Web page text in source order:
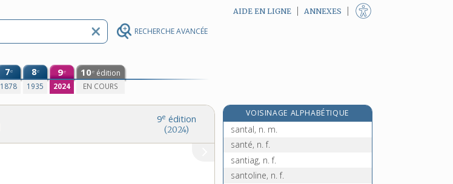
RECHERCHE AVANCÉE
AIDE EN LIGNE ANNEXES
7e
1878
8e
1935
9e
2024
10e édition
EN COURS
9e édition
(2024)
VOISINAGE ALPHABÉTIQUE
sans-terre, n. inv.
santal, n. m.
santé, n. f.
santiag, n. f.
santoline, n. f.